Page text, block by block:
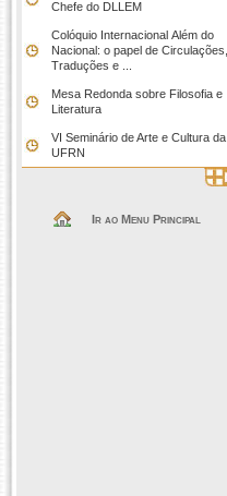
Chefe do DLLEM
Colóquio Internacional Além do
Nacional: o papel de Circulações,
Traduções e ...
Mesa Redonda sobre Filosofia e
Literatura
VI Seminário de Arte e Cultura da
UFRN
Ir ao Menu Principal